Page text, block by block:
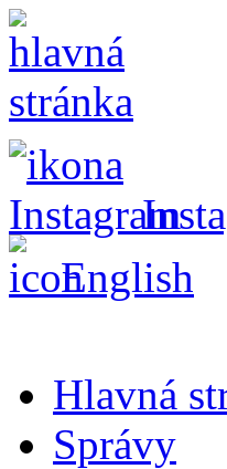
English
Hlavná
Správy